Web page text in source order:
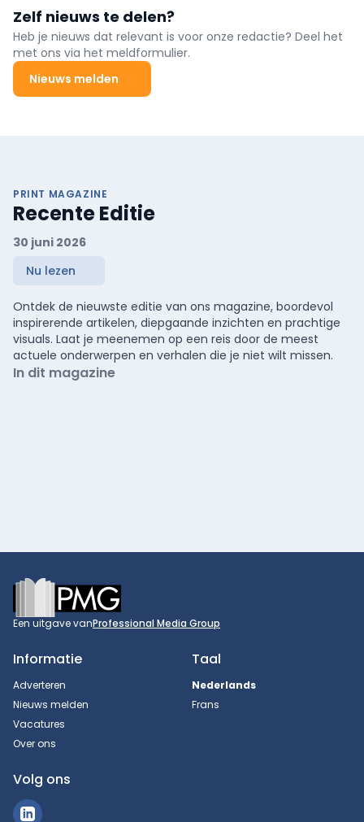
Zelf nieuws te delen?
Heb je nieuws dat relevant is voor onze redactie? Deel het
met ons via het meldformulier.
Nieuws melden
PRINT MAGAZINE
Recente Editie
30 juni 2026
Nu lezen
Ontdek de nieuwste editie van ons magazine, boordevol
inspirerende artikelen, diepgaande inzichten en prachtige
visuals. Laat je meenemen op een reis door de meest
actuele onderwerpen en verhalen die je niet wilt missen.
In dit magazine
Footer
Een uitgave vanProfessional Media Group
Informatie
Adverteren
Nieuws melden
Vacatures
Over ons
Taal
Nederlands
Frans
Volg ons